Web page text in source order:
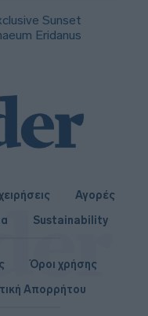
Sunset
Eridanus
Αγορές
Sustainability
Όροι χρήσης
Απορρήτου